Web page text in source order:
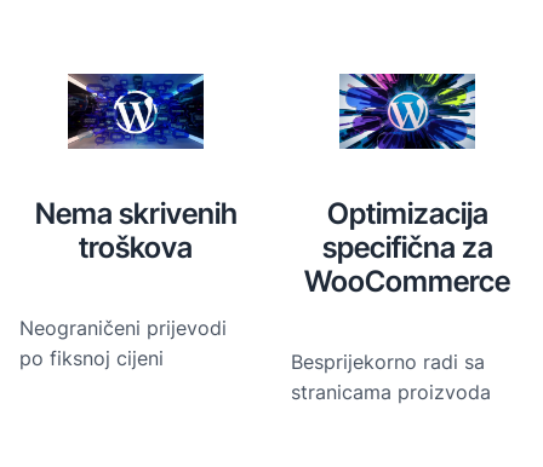
Nema skrivenih
troškova
Neograničeni prijevodi
po fiksnoj cijeni
Optimizacija
specifična za
WooCommerce
Besprijekorno radi sa
stranicama proizvoda